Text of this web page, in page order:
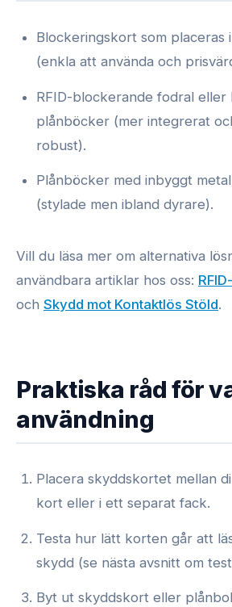
Blockeringskort som placeras
(enkla att använda och
RFID-blockerande fodral eller
plånböcker (mer integrerat
robust).
Plånböcker med inbyggt
(stylade men ibland dyrare).
Vill du läsa mer om alternativa
användbara artiklar hos oss:
och Skydd mot Kontaktlös Stöld.
Praktiska råd för
användning
Placera skyddskortet mellan
kort eller i ett separat fack.
Testa hur lätt korten går att
skydd (se nästa avsnitt om
Byt ut skyddskort eller